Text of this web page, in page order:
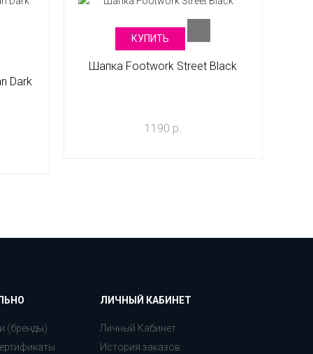
Dark
КУПИТЬ
Шапка Footwork Street Black
1190 р.
(бренды)
ЛИЧНЫЙ КАБИНЕТ
Личный Кабинет
История заказов